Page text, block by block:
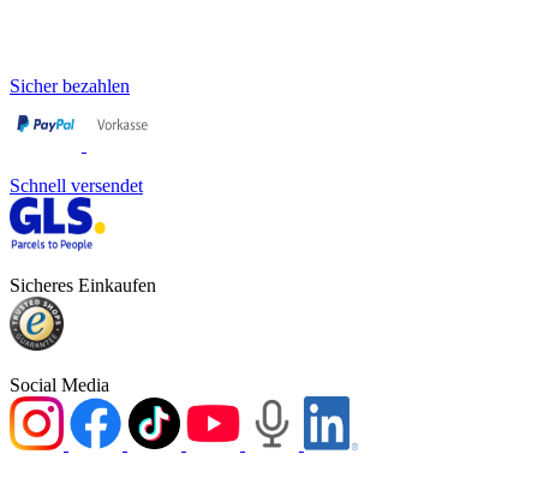
Sicher bezahlen
Schnell versendet
Sicheres Einkaufen
Social Media